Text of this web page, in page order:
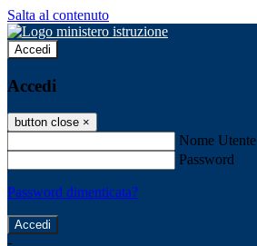
Salta al contenuto
Accedi
Accedi
button close ×
Nome Utente
Password
Password dimenticata?
-